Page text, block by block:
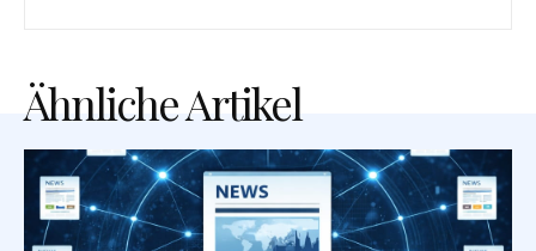
Ähnliche Artikel